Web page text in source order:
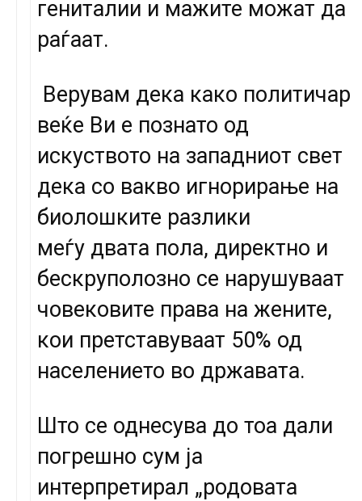
гениталии и мажите можат да
раѓаат.
Верувам дека како политичар
веќе Ви е познато од
искуството на западниот свет
дека со вакво игнорирање на
биолошките разлики
меѓу двата пола, директно и
бескруполозно се нарушуваат
човековите права на жените,
кои претставуваат 50% од
населението во државата.
Што се однесува до тоа дали
погрешно сум ја
интерпретирал „родовата